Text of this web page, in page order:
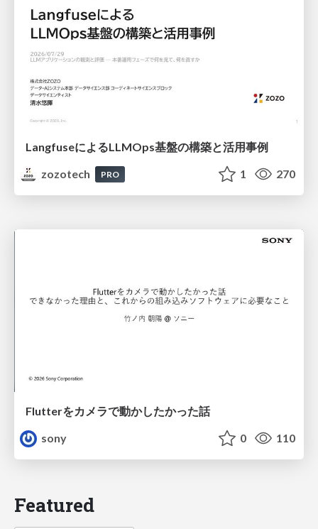
LangfuseによるLLMOps基盤の構築と活用事例
zozotech
PRO 1 270
Flutterをカメラで動かしたかった話
sony
0 110
Featured